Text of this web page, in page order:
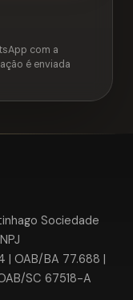
com a
é enviada
Sociedade
| OAB/BA 77.688 |
SC 67518-A